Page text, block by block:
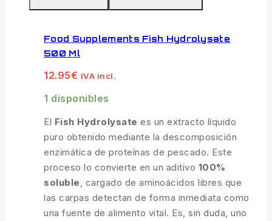
Food Supplements Fish Hydrolysate
500 Ml
12.95€ IVA incl.
1 disponibles
El Fish Hydrolysate es un extracto líquido
puro obtenido mediante la descomposición
enzimática de proteínas de pescado. Este
proceso lo convierte en un aditivo 100%
soluble, cargado de aminoácidos libres que
las carpas detectan de forma inmediata como
una fuente de alimento vital. Es, sin duda, uno